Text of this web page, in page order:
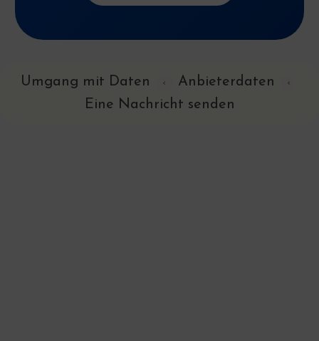
Umgang mit Daten ‹ Anbieterdaten ‹
Eine Nachricht senden